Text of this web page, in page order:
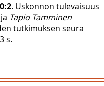
. Uskonnon tulevaisuus
Tapio Tamminen
tutkimuksen seura
s.